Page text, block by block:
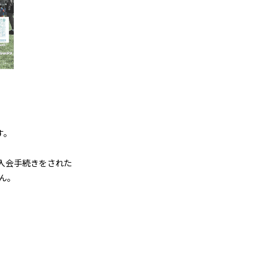
会手続きをされた
。